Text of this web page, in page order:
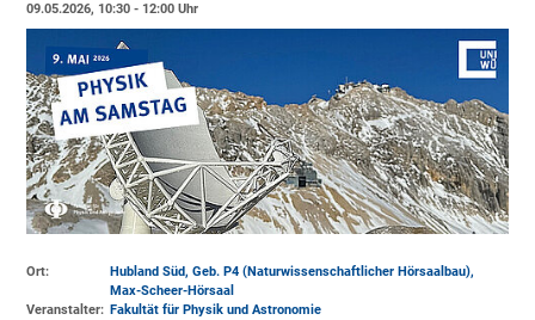
09.05.2026, 10:30 - 12:00 Uhr
Ort: Hubland Süd, Geb. P4 (Naturwissenschaftlicher Hörsaalbau),
Max-Scheer-Hörsaal
Veranstalter: Fakultät für Physik und Astronomie